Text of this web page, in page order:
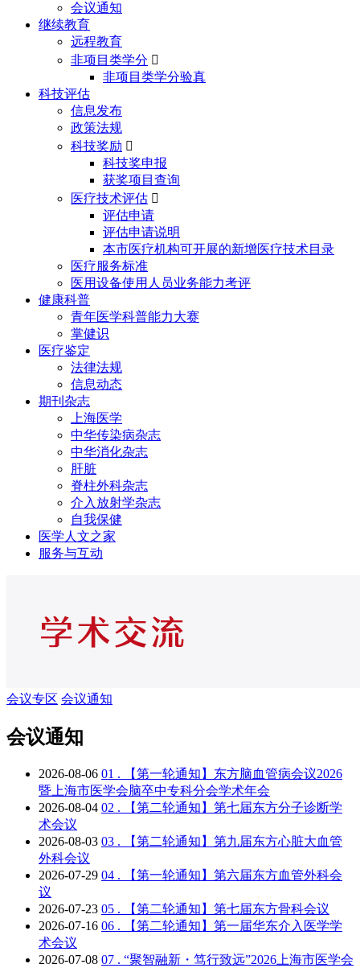
会议通知
继续教育
远程教育
非项目类学分 
非项目类学分验真
科技评估
信息发布
政策法规
科技奖励 
科技奖申报
获奖项目查询
医疗技术评估 
评估申请
评估申请说明
本市医疗机构可开展的新增医疗技术目录
医疗服务标准
医用设备使用人员业务能力考评
健康科普
青年医学科普能力大赛
掌健识
医疗鉴定
法律法规
信息动态
期刊杂志
上海医学
中华传染病杂志
中华消化杂志
肝脏
脊柱外科杂志
介入放射学杂志
自我保健
医学人文之家
服务与互动
会议专区 会议通知
会议通知
2026-08-06 01 . 【第一轮通知】东方脑血管病会议2026
暨上海市医学会脑卒中专科分会学术年会
2026-08-04 02 . 【第二轮通知】第七届东方分子诊断学
术会议
2026-08-03 03 . 【第二轮通知】第九届东方心脏大血管
外科会议
2026-07-29 04 . 【第一轮通知】第六届东方血管外科会
议
2026-07-23 05 . 【第二轮通知】第七届东方骨科会议
2026-07-16 06 . 【第二轮通知】第一届华东介入医学学
术会议
2026-07-08 07 . “聚智融新・笃行致远”2026上海市医学会